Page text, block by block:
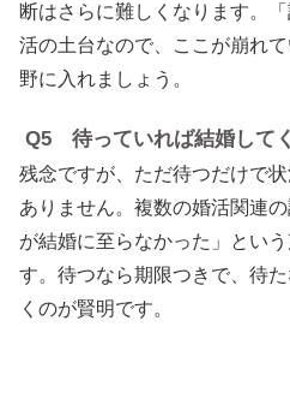
断はさらに難しくなります。
活の土台なので、ここが崩れ
野に入れましょう。
Q5 待っていれば結婚して
残念ですが、ただ待つだけで
ありません。複数の婚活関連
が結婚に至らなかった」とい
す。待つなら期限つきで、待
くのが賢明です。